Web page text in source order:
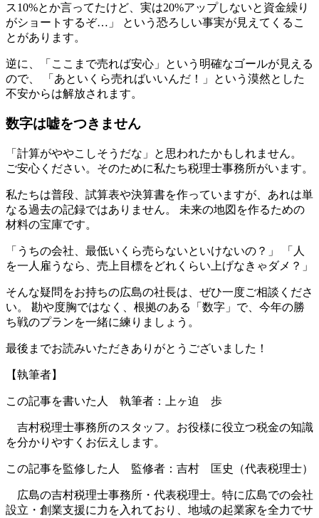
ス10%とか言ってたけど、実は20%アップしないと資金繰り
がショートするぞ…」 という恐ろしい事実が見えてくるこ
とがあります。
逆に、「ここまで売れば安心」という明確なゴールが見える
ので、 「あといくら売ればいいんだ！」という漠然とした
不安からは解放されます。
数字は嘘をつきません
「計算がややこしそうだな」と思われたかもしれません。
ご安心ください。そのために私たち税理士事務所がいます。
私たちは普段、試算表や決算書を作っていますが、あれは単
なる過去の記録ではありません。 未来の地図を作るための
材料の宝庫です。
「うちの会社、最低いくら売らないといけないの？」 「人
を一人雇うなら、売上目標をどれくらい上げなきゃダメ？」
そんな疑問をお持ちの広島の社長は、ぜひ一度ご相談くださ
い。 勘や度胸ではなく、根拠のある「数字」で、今年の勝
ち戦のプランを一緒に練りましょう。
最後までお読みいただきありがとうございました！
【執筆者】
この記事を書いた人 執筆者：上ヶ迫 歩
吉村税理士事務所のスタッフ。お役様に役立つ税金の知識
を分かりやすくお伝えします。
この記事を監修した人 監修者：吉村 匡史（代表税理士）
広島の吉村税理士事務所・代表税理士。特に広島での会社
設立・創業支援に力を入れており、地域の起業家を全力でサ